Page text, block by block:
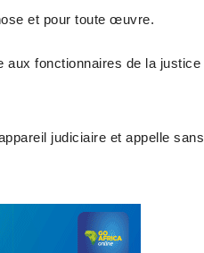
et pour toute œuvre.
aux fonctionnaires de la justice
judiciaire et appelle sans